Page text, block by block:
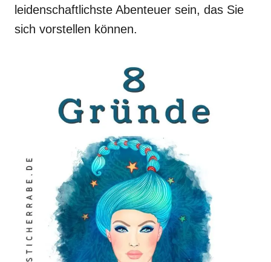
leidenschaftlichste Abenteuer sein, das Sie
sich vorstellen können.